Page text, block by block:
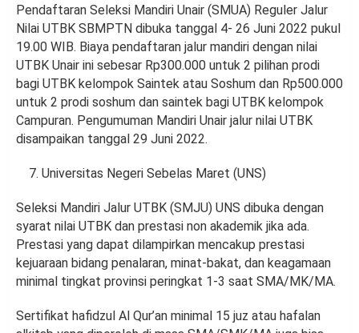
Pendaftaran Seleksi Mandiri Unair (SMUA) Reguler Jalur
Nilai UTBK SBMPTN dibuka tanggal 4- 26 Juni 2022 pukul
19.00 WIB. Biaya pendaftaran jalur mandiri dengan nilai
UTBK Unair ini sebesar Rp300.000 untuk 2 pilihan prodi
bagi UTBK kelompok Saintek atau Soshum dan Rp500.000
untuk 2 prodi soshum dan saintek bagi UTBK kelompok
Campuran. Pengumuman Mandiri Unair jalur nilai UTBK
disampaikan tanggal 29 Juni 2022.
Universitas Negeri Sebelas Maret (UNS)
Seleksi Mandiri Jalur UTBK (SMJU) UNS dibuka dengan
syarat nilai UTBK dan prestasi non akademik jika ada.
Prestasi yang dapat dilampirkan mencakup prestasi
kejuaraan bidang penalaran, minat-bakat, dan keagamaan
minimal tingkat provinsi peringkat 1-3 saat SMA/MK/MA.
Sertifikat hafidzul Al Qur’an minimal 15 juz atau hafalan